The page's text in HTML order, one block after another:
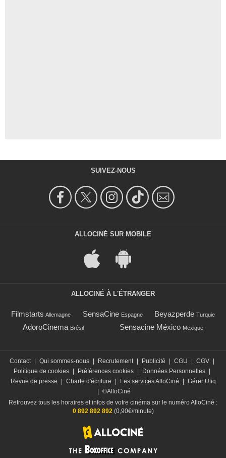
SUIVEZ-NOUS
ALLOCINÉ SUR MOBILE
ALLOCINÉ À L'ÉTRANGER
Filmstarts Allemagne SensaCine Espagne Beyazperde Turquie
AdoroCinema Brésil Sensacine México Mexique
Contact Qui sommes-nous Recrutement Publicité CGU CGV
Politique de cookies
Préférences cookies Données Personnelles
Revue de presse
Charte d'écriture Les services AlloCiné
Gérer Utiq
©AlloCiné
Retrouvez tous les horaires et infos de votre cinéma sur le numéro AlloCiné :
0 892 892 892(0,90€/minute)